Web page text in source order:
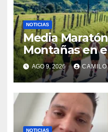
NOTICIAS
Media
Montañas en
Cocora:
sobre la gran
running en
AGO 9, 2026
NOTICIAS